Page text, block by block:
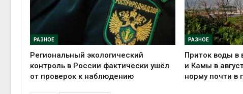
РАЗНОЕ
Региональный экологический
контроль в России фактически ушёл
от проверок к наблюдению
РАЗНОЕ
Приток воды в
и Камы в
норму почти в